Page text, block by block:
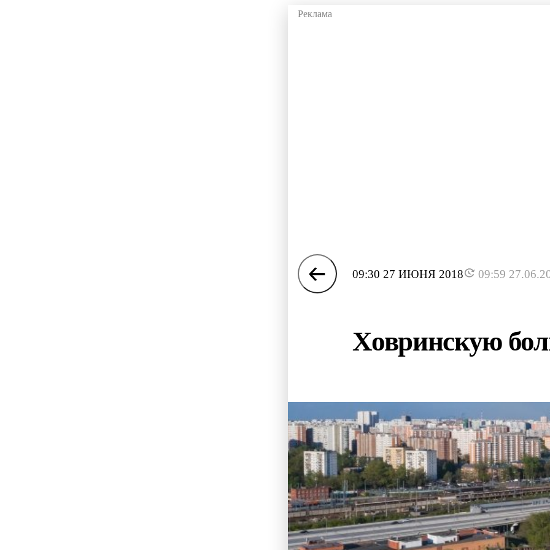
09:30 27 ИЮНЯ 2018 09:59
Ховринскую